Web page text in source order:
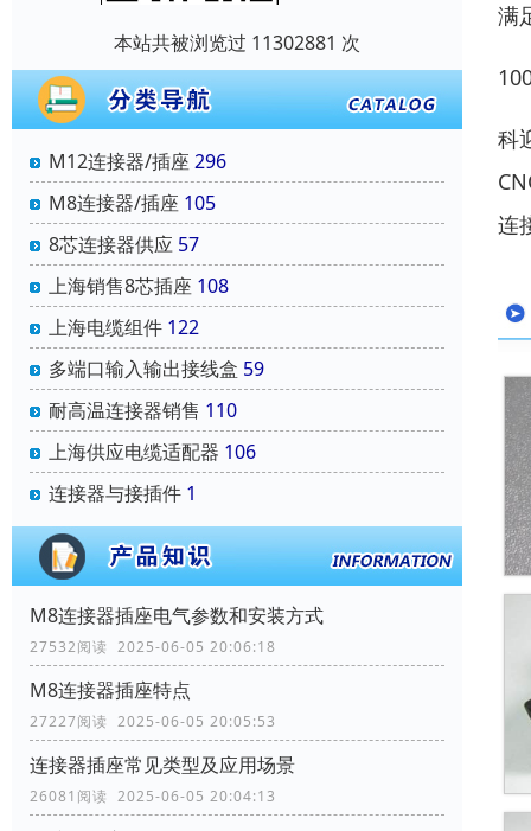
本站共被浏览过 11302881 次
M12连接器/插座 296
M8连接器/插座 105
8芯连接器供应 57
上海销售8芯插座 108
上海电缆组件 122
多端口输入输出接线盒 59
耐高温连接器销售 110
上海供应电缆适配器 106
连接器与接插件 1
M8连接器插座电气参数和安装方式
27532阅读 2025-06-05 20:06:18
M8连接器插座特点
27227阅读 2025-06-05 20:05:53
连接器插座常见类型及应用场景
26081阅读 2025-06-05 20:04:13
满
科
连